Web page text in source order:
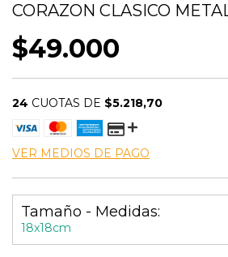
CORAZON CLASICO
$49.000
24 CUOTAS DE $5.218,70
VER MEDIOS DE PAGO
Tamaño - Medidas:
18x18cm